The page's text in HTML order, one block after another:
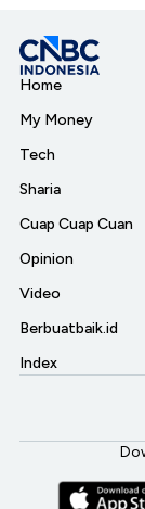
Home
My Money
Tech
Sharia
Cuap Cuap Cuan
Opinion
Video
Berbuatbaik.id
Index